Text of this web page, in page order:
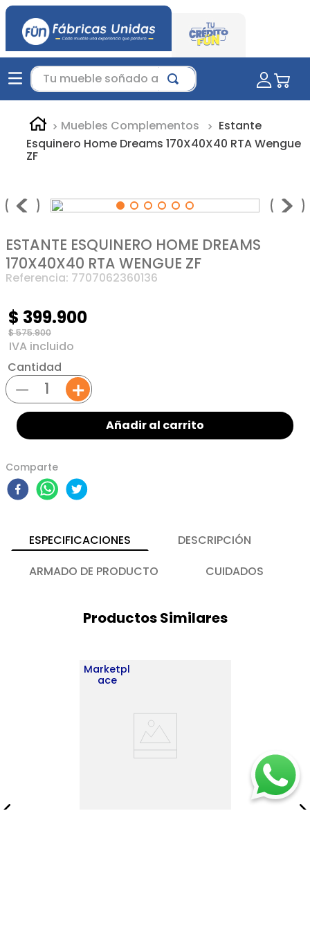
Tu mueble soñado aquí...
Muebles Complementos
Estante
Esquinero Home Dreams 170X40X40 RTA Wengue
ZF
ESTANTE ESQUINERO HOME DREAMS
170X40X40 RTA WENGUE ZF
Referencia: 7707062360136
$575.900
$ 399.900
Cantidad
＋
－
Añadir al carrito
Comparte
ESPECIFICACIONES
DESCRIPCIÓN
ARMADO DE PRODUCTO
CUIDADOS
Productos Similares
Marketpl
ace